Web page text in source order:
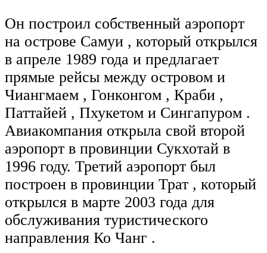
Он построил собственный аэропорт
на острове Самуи , который открылся
в апреле 1989 года и предлагает
прямые рейсы между островом и
Чиангмаем , Гонконгом , Краби ,
Паттайей , Пхукетом и Сингапуром .
Авиакомпания открыла свой второй
аэропорт в провинции Сукхотай в
1996 году. Третий аэропорт был
построен в провинции Трат , который
открылся в марте 2003 года для
обслуживания туристического
направления Ко Чанг .